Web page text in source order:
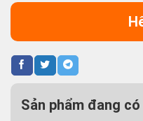
Sản phẩm đang